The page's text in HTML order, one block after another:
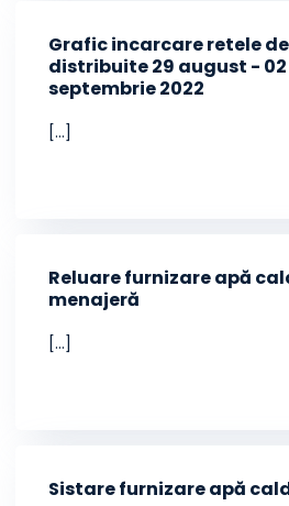
Grafic incarcare retele de
distribuite 29 august - 02
septembrie 2022
[...]
Reluare furnizare apă
menajeră
[...]
Sistare furnizare apă